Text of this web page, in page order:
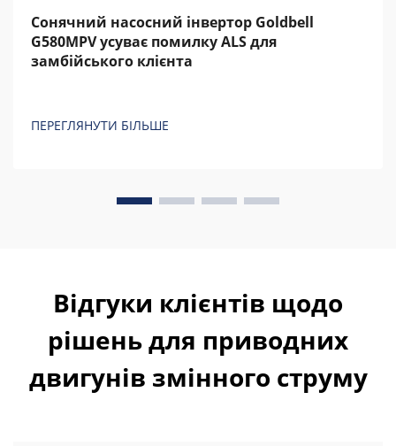
Сонячний насосний інвертор Goldbell
G580MPV усуває помилку ALS для
замбійського клієнта
ПЕРЕГЛЯНУТИ БІЛЬШЕ
Відгуки клієнтів щодо
рішень для приводних
двигунів змінного струму